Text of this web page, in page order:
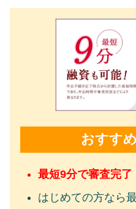
おすす
最短9分で審査完了
はじめての方なら